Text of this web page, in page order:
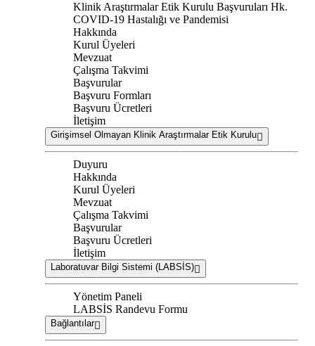
Klinik Araştırmalar Etik Kurulu Başvuruları Hk.
COVID-19 Hastalığı ve Pandemisi
Hakkında
Kurul Üyeleri
Mevzuat
Çalışma Takvimi
Başvurular
Başvuru Formları
Başvuru Ücretleri
İletişim
Girişimsel Olmayan Klinik Araştırmalar Etik Kurulu
Duyuru
Hakkında
Kurul Üyeleri
Mevzuat
Çalışma Takvimi
Başvurular
Başvuru Ücretleri
İletişim
Laboratuvar Bilgi Sistemi (LABSİS)
Yönetim Paneli
LABSİS Randevu Formu
Bağlantılar